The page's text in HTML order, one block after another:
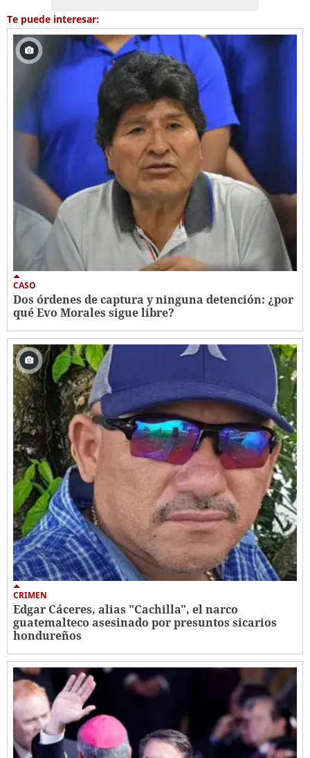
Te puede interesar:
CASO
Dos órdenes de captura y ninguna detención: ¿por
qué Evo Morales sigue libre?
CRIMEN
Edgar Cáceres, alias "Cachilla", el narco
guatemalteco asesinado por presuntos sicarios
hondureños